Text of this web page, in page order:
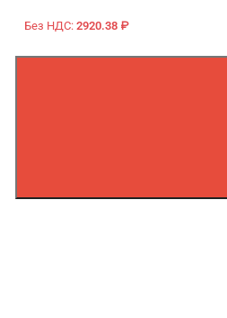
Без НДС: 2920.38 ₽